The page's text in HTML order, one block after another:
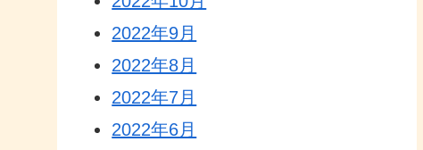
2022年9月
2022年8月
2022年7月
2022年6月